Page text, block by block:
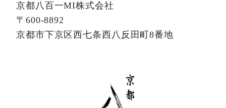
京都八百一MI株式会社
〒600-8892
京都市下京区西七条西八反田町8番地